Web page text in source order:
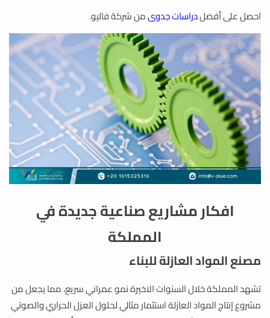
احصل على أفضلدراسات جدوىمن شركة فاليو.
افكار مشاريع صناعية جديدة في
المملكة
مصنع المواد العازلة للبناء
تشهد المملكة خلال السنوات الاخيرة نمو عمراني سريع، مما يجعل من
مشروع إنتاج المواد العازلة استثمار مثالي لحلول العزل الحراري والصوتي